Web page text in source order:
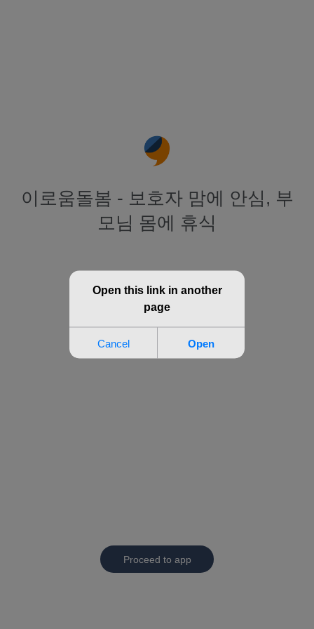
이로움돌봄 - 보호자 맘에 안심, 부
모님 몸에 휴식
Proceed to app